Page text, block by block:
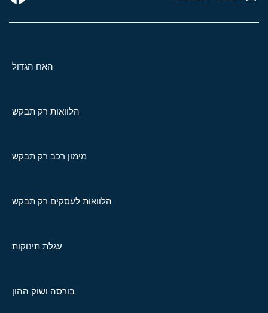
האח הגדול
הלוואות רק תבקש
מימון רכב רק תבקש
הלוואות לעסקים רק תבקש
עגלת תינוקות
בורסה ושוק ההון